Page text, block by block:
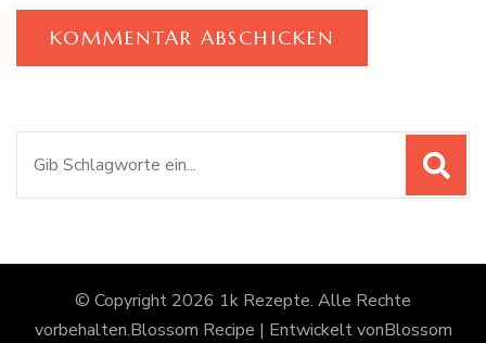
© Copyright 2026 1k Rezepte. Alle Rechte
vorbehalten.Blossom Recipe | Entwickelt vonBlossom